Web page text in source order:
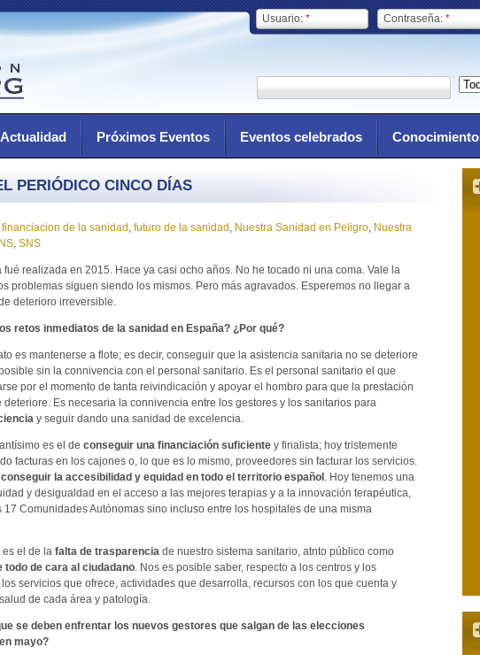
Usuario: * Contraseña: *
Actualidad Próximos Eventos Eventos celebrados Conocimiento
PERIÓDICO CINCO DÍAS
financiacion de la sanidad futuro de la sanidad Nuestra Sanidad en Peligro Nuestra
SNS
fué realizada en 2015. Hace ya casi ocho años. No he tocado ni una coma. Vale la
problemas siguen siendo los mismos. Pero más agravados. Esperemos no llegar a
deterioro irreversible.
retos inmediatos de la sanidad en España? ¿Por qué?
es mantenerse a flote; es decir, conseguir que la asistencia sanitaria no se deteriore
sin la connivencia con el personal sanitario. Es el personal sanitario el que
por el momento de tanta reivindicación y apoyar el hombro para que la prestación
deteriore. Es necesaria la connivencia entre los gestores y los sanitarios para
y seguir dando una sanidad de excelencia.
es el de conseguir una financiación suficiente y finalista; hoy tristemente
facturas en los cajones o, lo que es lo mismo, proveedores sin facturar los servicios.
conseguir la accesibilidad y equidad en todo el territorio español . Hoy tenemos una
y desigualdad en el acceso a las mejores terapias y a la innovación terapéutica,
17 Comunidades Autónomas sino incluso entre los hospitales de una misma
el de la falta de trasparencia de nuestro sistema sanitario, atnto público como
todo de cara al ciudadano . Nos es posible saber, respecto a los centros y los
servicios que ofrece, actividades que desarrolla, recursos con los que cuenta y
de cada área y patología.
se deben enfrentar los nuevos gestores que salgan de las elecciones
mayo?